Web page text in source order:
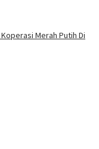
Merah Putih Di